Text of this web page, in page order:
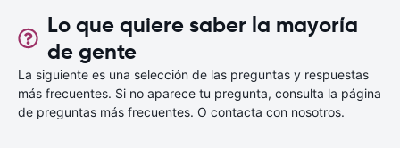
Lo que quiere saber la mayoría
de gente
La siguiente es una selección de las preguntas y respuestas
más frecuentes. Si no aparece tu pregunta, consulta la página
de preguntas más frecuentes. O contacta con nosotros.